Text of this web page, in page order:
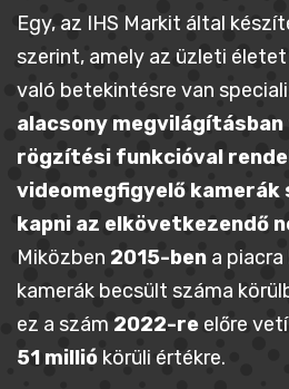
Egy, az IHS Markit által
szerint, amely az üzleti
való betekintésre van
alacsony
rögzítési funkcióval
videomegfigyelő
kapni az elkövetkezendő
Miközben 2015-ben a
kamerák becsült száma
ez a szám 2022-re előre
51 millió körüli értékre.